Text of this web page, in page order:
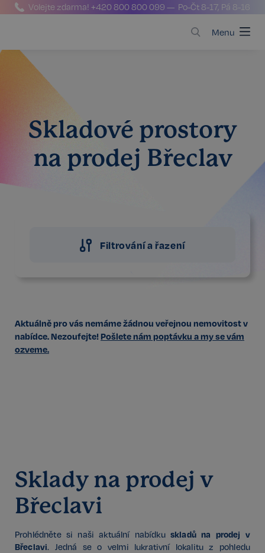
Volejte zdarma!+420 800 800 099 — Po-Čt 8-17, Pá 8-16
Menu
Skladové prostory
na prodej Břeclav
Filtrování a řazení
Aktuálně pro vás nemáme žádnou veřejnou nemovitost v
nabídce. Nezoufejte! Pošlete nám poptávku a my se vám
ozveme.
Sklady na prodej v
Břeclavi
Prohlédněte si naši aktuální nabídkuskladů na prodej v
Břeclavi. Jedná se o velmi lukrativní lokalitu z pohledu